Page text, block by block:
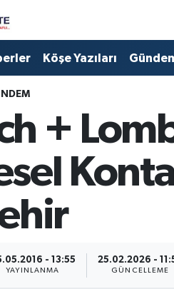
Köşe Yazıları
+
- 13:55
YAYINLANMA
25.02.2026 -
GÜNCELLEME